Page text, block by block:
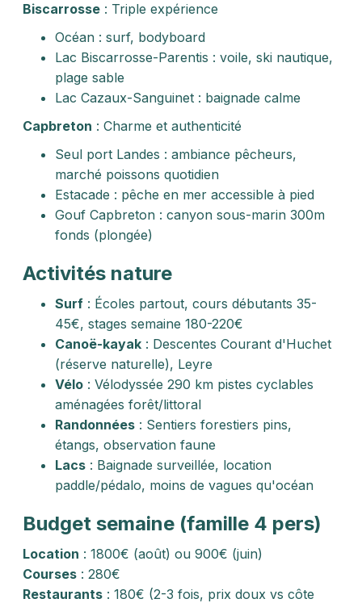
Biscarrosse : Triple expérience
Océan : surf, bodyboard
Lac Biscarrosse-Parentis : voile, ski nautique,
plage sable
Lac Cazaux-Sanguinet : baignade calme
Capbreton : Charme et authenticité
Seul port Landes : ambiance pêcheurs,
marché poissons quotidien
Estacade : pêche en mer accessible à pied
Gouf Capbreton : canyon sous-marin 300m
fonds (plongée)
Activités nature
Surf : Écoles partout, cours débutants 35-
45€, stages semaine 180-220€
Canoë-kayak : Descentes Courant d'Huchet
(réserve naturelle), Leyre
Vélo : Vélodyssée 290 km pistes cyclables
aménagées forêt/littoral
Randonnées : Sentiers forestiers pins,
étangs, observation faune
Lacs : Baignade surveillée, location
paddle/pédalo, moins de vagues qu'océan
Budget semaine (famille 4 pers)
Location : 1800€ (août) ou 900€ (juin)
Courses : 280€
Restaurants : 180€ (2-3 fois, prix doux vs côte